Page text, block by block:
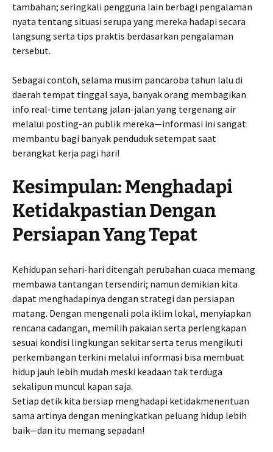
tambahan; seringkali pengguna lain berbagi pengalaman
nyata tentang situasi serupa yang mereka hadapi secara
langsung serta tips praktis berdasarkan pengalaman
tersebut.
Sebagai contoh, selama musim pancaroba tahun lalu di
daerah tempat tinggal saya, banyak orang membagikan
info real-time tentang jalan-jalan yang tergenang air
melalui posting-an publik mereka—informasi ini sangat
membantu bagi banyak penduduk setempat saat
berangkat kerja pagi hari!
Kesimpulan: Menghadapi
Ketidakpastian Dengan
Persiapan Yang Tepat
Kehidupan sehari-hari ditengah perubahan cuaca memang
membawa tantangan tersendiri; namun demikian kita
dapat menghadapinya dengan strategi dan persiapan
matang. Dengan mengenali pola iklim lokal, menyiapkan
rencana cadangan, memilih pakaian serta perlengkapan
sesuai kondisi lingkungan sekitar serta terus mengikuti
perkembangan terkini melalui informasi bisa membuat
hidup jauh lebih mudah meski keadaan tak terduga
sekalipun muncul kapan saja.
Setiap detik kita bersiap menghadapi ketidakmenentuan
sama artinya dengan meningkatkan peluang hidup lebih
baik—dan itu memang sepadan!